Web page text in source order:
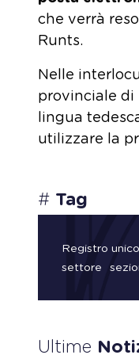
che verrà
Runts.
Nelle
provinciale di
lingua
utilizzare la
# Tag
Registro
settore
Ultime